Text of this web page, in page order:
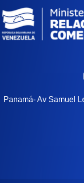
Panamá- Av Samuel